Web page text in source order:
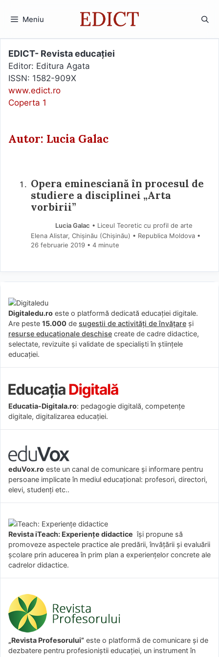
Meniu
EDICT- Revista educației
Editor: Editura Agata
ISSN: 1582-909X
www.edict.ro
Coperta 1
Autor: Lucia Galac
Opera eminesciană în procesul de
studiere a disciplinei „Arta
vorbirii”
Lucia Galac • Liceul Teoretic cu profil de arte
Elena Alistar, Chişinău (Chișinău) • Republica Moldova
26 februarie 2019 • 4 minute
Digitaledu.ro este o platformă dedicată educației digitale.
Are peste 15.000 de sugestii de activități de învățare și
resurse educaționale deschise create de cadre didactice,
selectate, revizuite și validate de specialiști în științele
educației.
Educatia-Digitala.ro: pedagogie digitală, competențe
digitale, digitalizarea educației.
eduVox.ro este un canal de comunicare și informare pentru
persoane implicate în mediul educațional: profesori, directori,
elevi, studenți etc..
Revista iTeach: Experienţe didactice îşi propune să
promoveze aspectele practice ale predării, învăţării şi evaluării
şcolare prin aducerea în prim plan a experienţelor concrete ale
cadrelor didactice.
„Revista Profesorului” este o platformă de comunicare și de
dezbatere pentru profesioniștii educației, un instrument în